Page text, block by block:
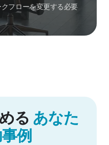
フローを変更する必要
る あなた
例